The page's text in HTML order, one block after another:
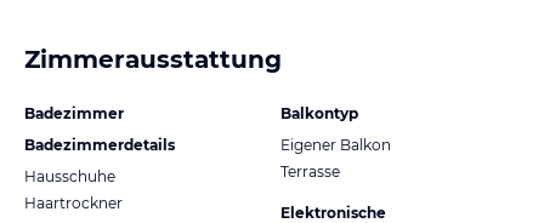
Zimmerausstattung
Badezimmer
Badezimmerdetails
Hausschuhe
Haartrockner
Balkontyp
Eigener Balkon
Terrasse
Elektronische